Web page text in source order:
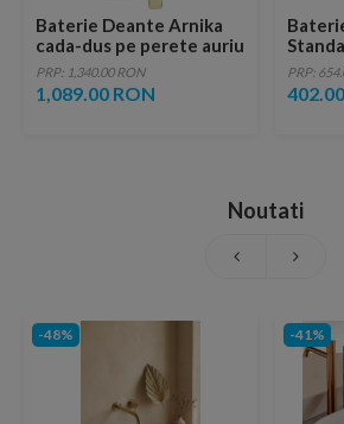
Baterie Deante Arnika
cada-dus pe perete auriu
PRP: 1,340.00 RON
1,089.00 RON
PRP:
Noutati
-48% -41%